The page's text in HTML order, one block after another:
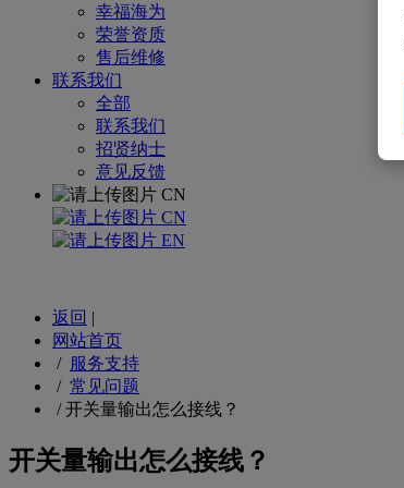
幸福海为
荣誉资质
售后维修
联系我们
全部
联系我们
招贤纳士
意见反馈
CN
CN
EN
返回 |
网站首页
/ 服务支持
/ 常见问题
/开关量输出怎么接线？
开关量输出怎么接线？